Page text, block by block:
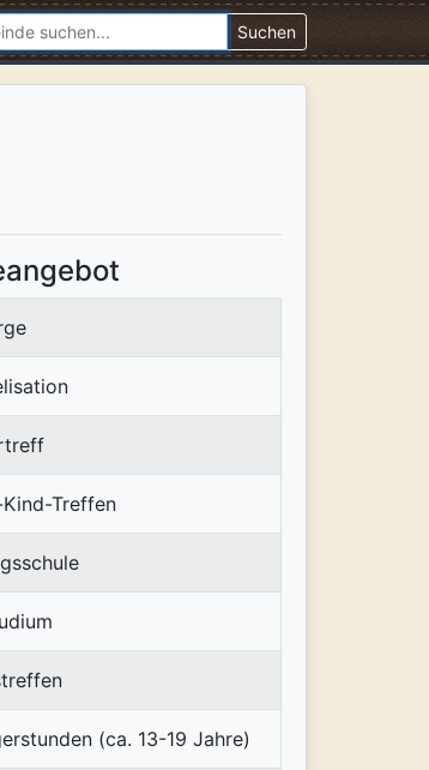
Suchen
Treffen
(ca. 13-19 Jahre)